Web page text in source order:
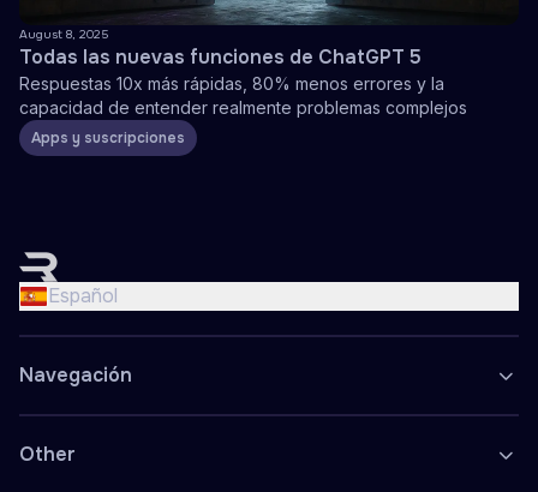
August 8, 2025
Todas las nuevas funciones de ChatGPT 5
Respuestas 10x más rápidas, 80% menos errores y la
capacidad de entender realmente problemas complejos
Apps y suscripciones
Español
English
Nederlands
Español
Polski
Navegación
Other